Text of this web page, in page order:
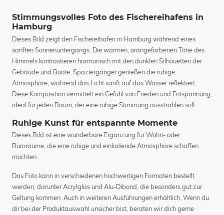
Stimmungsvolles Foto des Fischereihafens in
Hamburg
Dieses Bild zeigt den Fischereihafen in Hamburg während eines
sanften Sonnenuntergangs. Die warmen, orangefarbenen Töne des
Himmels kontrastieren harmonisch mit den dunklen Silhouetten der
Gebäude und Boote. Spaziergänger genießen die ruhige
Atmosphäre, während das Licht sanft auf das Wasser reflektiert.
Diese Komposition vermittelt ein Gefühl von Frieden und Entspannung,
ideal für jeden Raum, der eine ruhige Stimmung ausstrahlen soll.
Ruhige Kunst für entspannte Momente
Dieses Bild ist eine wunderbare Ergänzung für Wohn- oder
Büroräume, die eine ruhige und einladende Atmosphäre schaffen
möchten.
Das Foto kann in verschiedenen hochwertigen Formaten bestellt
werden, darunter Acrylglas und Alu-Dibond, die besonders gut zur
Geltung kommen. Auch in weiteren Ausführungen erhältlich. Wenn du
dir bei der Produktauswahl unsicher bist, beraten wir dich gerne